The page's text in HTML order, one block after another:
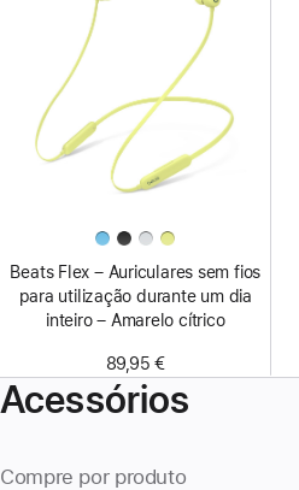
Beats Flex – Auriculares sem fios
para utilização durante um dia
inteiro – Amarelo cítrico
89,95 €
Acessórios
Compre por produto